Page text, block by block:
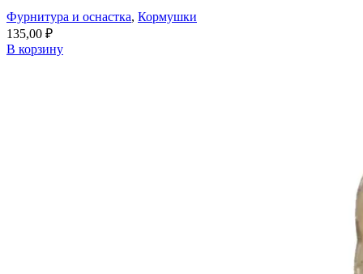
Фурнитура и оснастка, Кормушки
135,00 ₽
В корзину